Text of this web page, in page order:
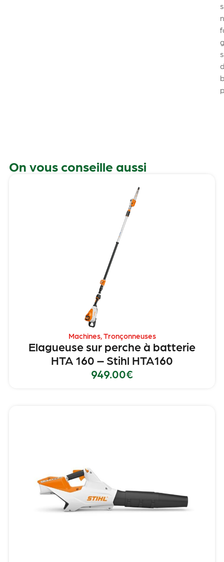
On vous conseille aussi
Machines,Tronçonneuses
Elagueuse sur perche à batterie
HTA 160 – Stihl HTA160
949.00€